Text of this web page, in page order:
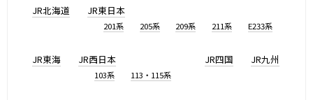
JR北海道 JR東日本
201系 205系 209系 211系 E233系
JR東海 JR西日本
103系 113・115系
JR四国 JR九州